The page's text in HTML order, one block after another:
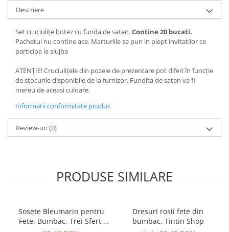
Descriere
Set cruciulițe botez cu funda de saten.Contine 20 bucati.
Pachetul nu contine ace. Marturiile se pun in piept invitatilor ce
participa la slujba
ATENȚIE! Cruciulițele din pozele de prezentare pot diferi în funcție
de stocurile disponibile de la furnizor. Fundita de saten va fi
mereu de aceasi culoare.
Informatii conformitate produs
Review-uri(0)
PRODUSE SIMILARE
Sosete Bleumarin pentru
Fete, Bumbac, Trei Sfert,
Dresuri rosii fete din
bumbac, Tintin Shop